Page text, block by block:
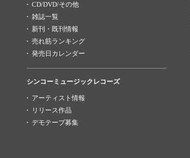
CD/DVD/その他
雑誌一覧
新刊・既刊情報
売れ筋ランキング
発売日カレンダー
シンコーミュージックレコーズ
アーティスト情報
リリース作品
デモテープ募集